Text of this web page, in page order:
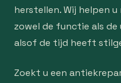
herstellen. Wij helpen
zowel de functie als
alsof de tijd heeft
Zoekt u een